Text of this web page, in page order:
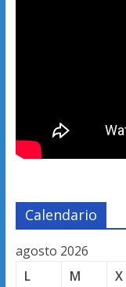
Calendario
agosto 2026
L
M X